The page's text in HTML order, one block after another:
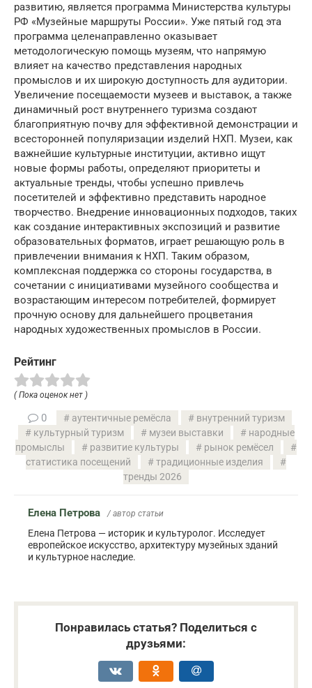
развитию, является программа Министерства культуры
РФ «Музейные маршруты России». Уже пятый год эта
программа целенаправленно оказывает
методологическую помощь музеям, что напрямую
влияет на качество представления народных
промыслов и их широкую доступность для аудитории.
Увеличение посещаемости музеев и выставок, а также
динамичный рост внутреннего туризма создают
благоприятную почву для эффективной демонстрации и
всесторонней популяризации изделий НХП. Музеи, как
важнейшие культурные институции, активно ищут
новые формы работы, определяют приоритеты и
актуальные тренды, чтобы успешно привлечь
посетителей и эффективно представить народное
творчество. Внедрение инновационных подходов, таких
как создание интерактивных экспозиций и развитие
образовательных форматов, играет решающую роль в
привлечении внимания к НХП. Таким образом,
комплексная поддержка со стороны государства, в
сочетании с инициативами музейного сообщества и
возрастающим интересом потребителей, формирует
прочную основу для дальнейшего процветания
народных художественных промыслов в России.
Рейтинг
( Пока оценок нет )
0 аутентичные ремёсла
внутренний туризм
культурный туризм
музеи выставки
народные
промыслы
развитие культуры
рынок ремёсел
статистика посещений
традиционные изделия
тренды 2026
Елена Петрова / автор статьи
Елена Петрова — историк и культуролог. Исследует
европейское искусство, архитектуру музейных зданий
и культурное наследие.
Понравилась статья? Поделиться с
друзьями: